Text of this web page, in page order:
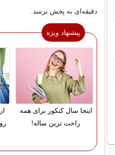
دقیقه‌ای به پخش برسد.
پیشنهاد ویژه
اینجا سال کنکور برای همه
راحت ترین ساله!